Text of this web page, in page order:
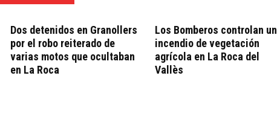
Dos detenidos en Granollers
por el robo reiterado de
varias motos que ocultaban
en La Roca
Los Bomberos controlan un
incendio de vegetación
agrícola en La Roca del
Vallès